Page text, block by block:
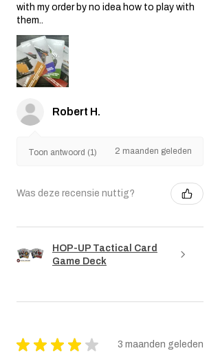
with my order by no idea how to play with
them..
Robert H.
Toon antwoord (1) 2 maanden geleden
Was deze recensie nuttig?
HOP-UP Tactical Card
Game Deck
★ ★ ★ ★ ★ 3 maanden geleden